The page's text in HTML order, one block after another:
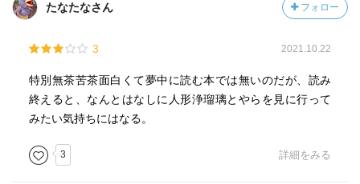
たなたなさん フォロー
3 2021.10.22
特別無茶苦茶面白くて夢中に読む本では無いのだが、読み
終えると、なんとはなしに人形浄瑠璃とやらを見に行って
みたい気持ちにはなる。
3 詳細をみる